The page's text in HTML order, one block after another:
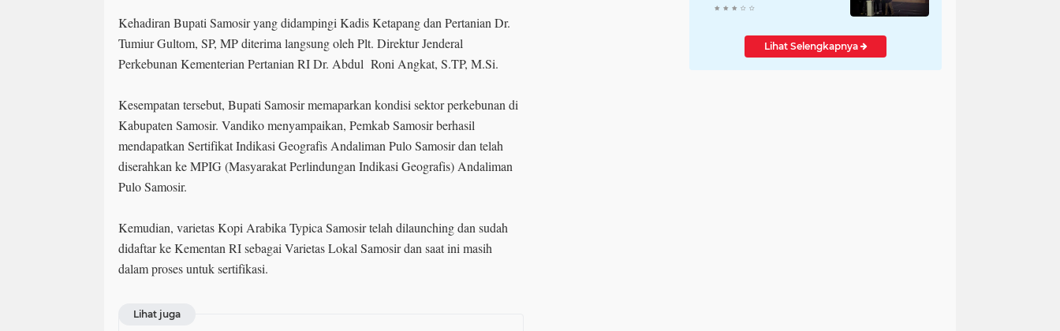
Kehadiran Bupati Samosir yang didampingi Kadis Ketapang dan Pertanian Dr.
Tumiur Gultom, SP, MP diterima langsung oleh Plt. Direktur Jenderal
Perkebunan Kementerian Pertanian RI Dr. Abdul Roni Angkat, S.TP, M.Si.
Kesempatan tersebut, Bupati Samosir memaparkan kondisi sektor perkebunan di
Kabupaten Samosir. Vandiko menyampaikan, Pemkab Samosir berhasil
mendapatkan Sertifikat Indikasi Geografis Andaliman Pulo Samosir dan telah
diserahkan ke MPIG (Masyarakat Perlindungan Indikasi Geografis) Andaliman
Pulo Samosir.
Kemudian, varietas Kopi Arabika Typica Samosir telah dilaunching dan sudah
didaftar ke Kementan RI sebagai Varietas Lokal Samosir dan saat ini masih
dalam proses untuk sertifikasi.
Lihat juga
Kreativitas Pelajar
Lihat Selengkapnya